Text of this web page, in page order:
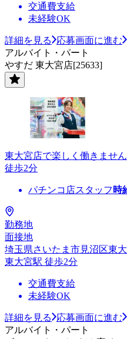
交通費支給
未経験OK
詳細を見る
応募画面に進む
アルバイト・パート
やすだ 東大宮店[25633]
東大宮店で楽しく働きませ
徒歩2分
パチンコ店スタッフ 時
勤務地
面接地
埼玉県さいたま市見沼区東
東大宮駅 徒歩2分
交通費支給
未経験OK
詳細を見る
応募画面に進む
アルバイト・パート